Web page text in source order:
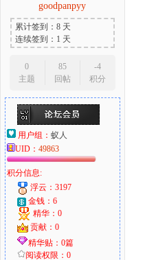
goodpanpyy
累计签到：8 天
连续签到：1 天
0
主题
85
回帖
-4
积分
用户组： 蚁人
UID： 49863
积分信息:
浮云：3197
金钱：6
精华：0
贡献：0
精华贴：0篇
阅读权限：0